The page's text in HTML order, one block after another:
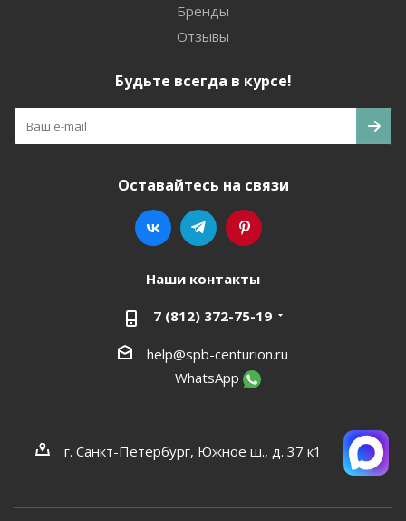
Бренды
Отзывы
Будьте всегда в курсе!
Оставайтесь на связи
Наши контакты
7 (812) 372-75-19
help@spb-centurion.ru
WhatsApp
г. Санкт-Петербург, Южное ш., д. 37 к1